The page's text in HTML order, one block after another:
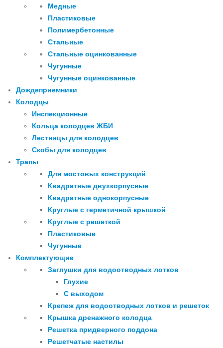
Медные
Пластиковые
Полимербетонные
Стальные
Стальные оцинкованные
Чугунные
Чугунные оцинкованные
Дождеприемники
Колодцы
Инспекционные
Кольца колодцев ЖБИ
Лестницы для колодцев
Скобы для колодцев
Трапы
Для мостовых конструкций
Квадратные двухкорпусные
Квадратные однокорпусные
Круглые с герметичной крышкой
Круглые с решеткой
Пластиковые
Чугунные
Комплектующие
Заглушки для водоотводных лотков
Глухие
С выходом
Крепеж для водоотводных лотков и решеток
Крышка дренажного колодца
Решетка придверного поддона
Решетчатые настилы